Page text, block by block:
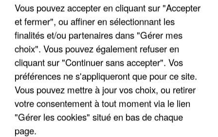
INTERPELLÉ EN ALGÉRIE
Vous pouvez accepter en cliquant sur "Accepter
et fermer", ou affiner en sélectionnant les
finalités et/ou partenaires dans "Gérer mes
choix". Vous pouvez également refuser en
cliquant sur "Continuer sans accepter". Vos
préférences ne s'appliqueront que pour ce site.
Vous pouvez mettre à jour vos choix, ou retirer
votre consentement à tout moment via le lien
"Gérer les cookies" situé en bas de chaque
page.